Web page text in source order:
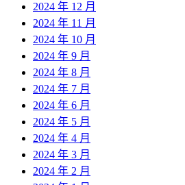
2024 年 12 月
2024 年 11 月
2024 年 10 月
2024 年 9 月
2024 年 8 月
2024 年 7 月
2024 年 6 月
2024 年 5 月
2024 年 4 月
2024 年 3 月
2024 年 2 月